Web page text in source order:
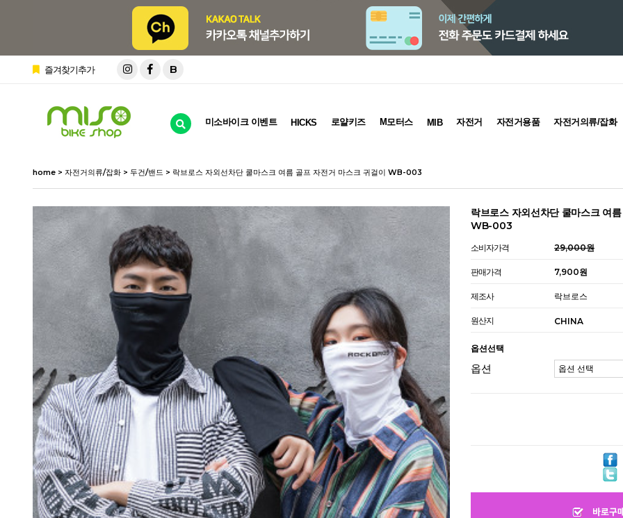
즐겨찾기추가 B
미소바이크 이벤트 HICKS 로얄키즈 M모터스 MIB 자전거 자전거용품 자전거의류/잡화
home > 자전거의류/잡화 > 두건/밴드 > 락브로스 자외선차단 쿨마스크 여름 골프 자전거 마스크 귀걸이 WB-003
락브로스 자외선차단 쿨마스크 여
WB-003
소비자가격 29,000원
판매가격 7,900원
제조사 락브로스
원산지 CHINA
옵션선택
옵션